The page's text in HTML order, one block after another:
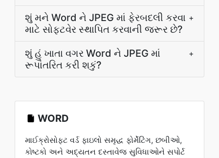
શું મને Word ને JPEG માં ફેરબદલી કરવા
માટે સોફ્ટવેર સ્થાપિત કરવાની જરૂર છે?
+
શું હું ખાતા વગર Word ને JPEG માં
રૂપાંતરિત કરી શકું?
+
WORD
માઈક્રોસોફ્ટ વર્ડ ફાઇલો સમૃદ્ધ ફોર્મેટિંગ, છબીઓ,
કોષ્ટકો અને અદ્યતન દસ્તાવેજ સુવિધાઓને સપોર્ટ